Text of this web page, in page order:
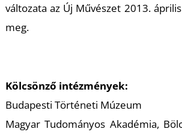
változata az Új Művészet 2013.
meg.
Kölcsönző intézmények:
Budapesti Történeti Múzeum
Magyar Tudományos Akadémia,